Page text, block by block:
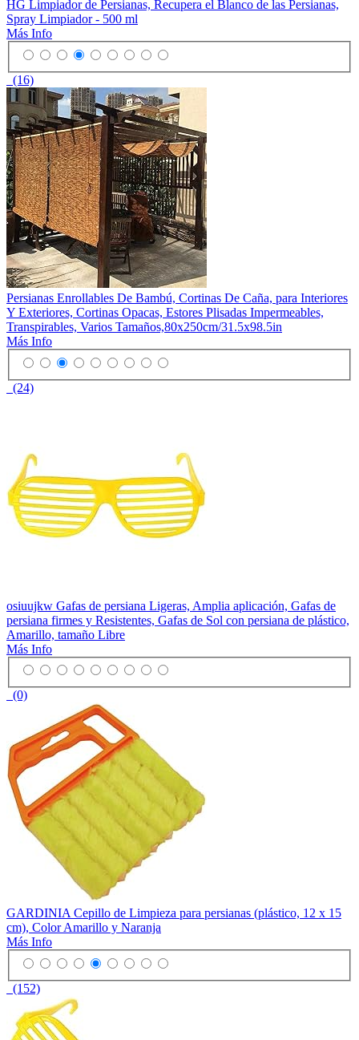
HG Limpiador de Persianas, Recupera el Blanco de las Persianas,
Spray Limpiador - 500 ml
Más Info
(16)
Persianas Enrollables De Bambú, Cortinas De Caña, para Interiores
Y Exteriores, Cortinas Opacas, Estores Plisadas Impermeables,
Transpirables, Varios Tamaños,80x250cm/31.5x98.5in
Más Info
(24)
osiuujkw Gafas de persiana Ligeras, Amplia aplicación, Gafas de
persiana firmes y Resistentes, Gafas de Sol con persiana de plástico,
Amarillo, tamaño Libre
Más Info
(0)
GARDINIA Cepillo de Limpieza para persianas (plástico, 12 x 15
cm), Color Amarillo y Naranja
Más Info
(152)